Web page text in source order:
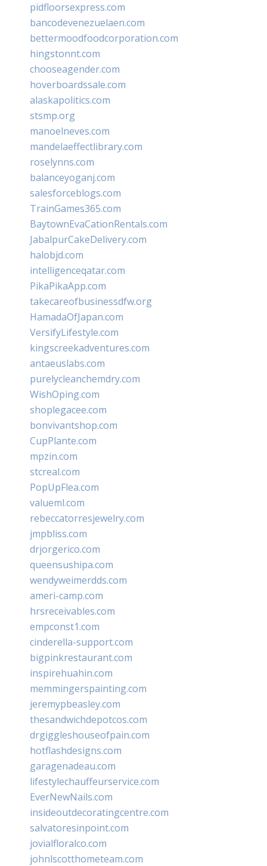
pidfloorsexpress.com
bancodevenezuelaen.com
bettermoodfoodcorporation.com
hingstonnt.com
chooseagender.com
hoverboardssale.com
alaskapolitics.com
stsmp.org
manoelneves.com
mandelaeffectlibrary.com
roselynns.com
balanceyoganj.com
salesforceblogs.com
TrainGames365.com
BaytownEvaCationRentals.com
JabalpurCakeDelivery.com
halobjd.com
intelligenceqatar.com
PikaPikaApp.com
takecareofbusinessdfw.org
HamadaOfJapan.com
VersifyLifestyle.com
kingscreekadventures.com
antaeuslabs.com
purelycleanchemdry.com
WishOping.com
shoplegacee.com
bonvivantshop.com
CupPlante.com
mpzin.com
stcreal.com
PopUpFlea.com
valueml.com
rebeccatorresjewelry.com
jmpbliss.com
drjorgerico.com
queensushipa.com
wendyweimerdds.com
ameri-camp.com
hrsreceivables.com
empconst1.com
cinderella-support.com
bigpinkrestaurant.com
inspirehuahin.com
memmingerspainting.com
jeremypbeasley.com
thesandwichdepotcos.com
drgiggleshouseofpain.com
hotflashdesigns.com
garagenadeau.com
lifestylechauffeurservice.com
EverNewNails.com
insideoutdecoratingcentre.com
salvatoresinpoint.com
jovialfloralco.com
johnlscotthometeam.com